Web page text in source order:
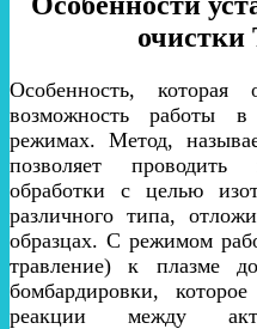
очистки
Особенность,
возможность работы
режимах. Метод,
позволяет
обработки с целью
различного типа,
образцах. С режимом
травление) к плазме
бомбардировки,
реакции между